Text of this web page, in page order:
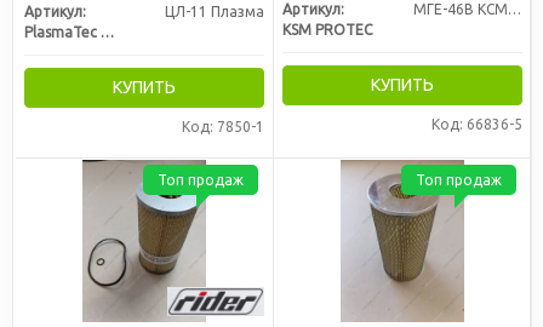
Артикул:
ЦЛ-11 Плазма
PlasmaTec г. Винница
КУПИТЬ
Код: 7850-1
Артикул:
МГЕ-46В КСМ 20л
KSM PROTEC
КУПИТЬ
Код: 66836-5
Топ продаж Топ продаж